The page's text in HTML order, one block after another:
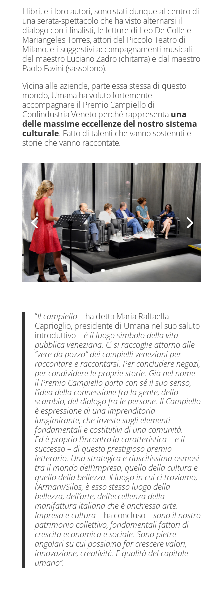
I libri, e i loro autori, sono stati dunque al centro di
una serata-spettacolo che ha visto alternarsi il
dialogo con i finalisti, le letture di Leo De Colle e
Mariangeles Torres, attori del Piccolo Teatro di
Milano, e i suggestivi accompagnamenti musicali
del maestro Luciano Zadro (chitarra) e dal maestro
Paolo Favini (sassofono).
Vicina alle aziende, parte essa stessa di questo
mondo, Umana ha voluto fortemente
accompagnare il Premio Campiello di
Confindustria Veneto perché rappresenta una
delle massime eccellenze del nostro sistema
culturale. Fatto di talenti che vanno sostenuti e
storie che vanno raccontate.
“Il campiello– ha detto Maria Raffaella
Caprioglio, presidente di Umana nel suo saluto
introduttivo– è il luogo simbolo della vita
pubblicaveneziana. Ci si raccoglie attorno alle
“vere da pozzo” dei campielli veneziani per
raccontare e raccontarsi. Per concludere negozi,
per condividere le proprie storie. Già nel nome
il Premio Campiello porta con sé il suo senso,
l’idea della connessione fra la gente, dello
scambio, del dialogo fra le persone. Il Campiello
è espressione di una imprenditoria
lungimirante, che investe sugli elementi
fondamentali e costitutivi di una comunità.
Ed è proprio l’incontro la caratteristica – e il
successo – di questo prestigioso premio
letterario. Una strategica e riuscitissima osmosi
tra il mondo dell’impresa, quello della cultura e
quello della bellezza. Il luogo in cui ci troviamo,
l’Armani/Silos, è esso stesso luogo della
bellezza, dell’arte, dell’eccellenza della
manifattura italiana che è anch’essa arte.
Impresa e cultura– ha concluso –sono il nostro
patrimonio collettivo, fondamentali fattori di
crescita economica e sociale. Sono pietre
angolari su cui possiamo far crescere valori,
innovazione, creatività. E qualità del capitale
umano”.